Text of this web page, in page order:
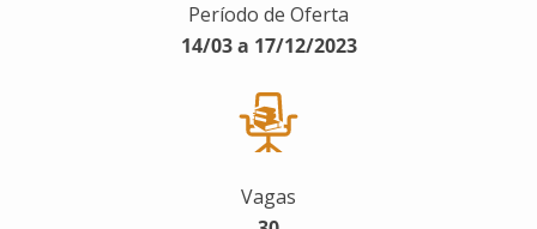
Período de Oferta
14/03 a 17/12/2023
Vagas